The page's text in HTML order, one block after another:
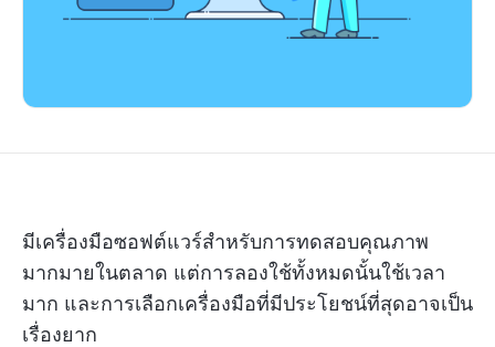
มีเครื่องมือซอฟต์แวร์สำหรับการทดสอบคุณภาพ
มากมายในตลาด แต่การลองใช้ทั้งหมดนั้นใช้เวลา
มาก และการเลือกเครื่องมือที่มีประโยชน์ที่สุดอาจเป็น
เรื่องยาก